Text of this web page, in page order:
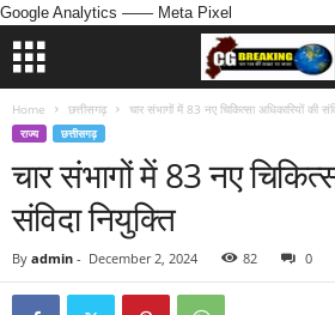
Google Analytics —— Meta Pixel
Home छत्तीसगढ़ चार संभागों में 83 नए चिकित्सा अधिकारियों की
राज्य छत्तीसगढ़
चार संभागों में 83 नए
संविदा नियुक्ति
By admin - December 2, 2024 82 0